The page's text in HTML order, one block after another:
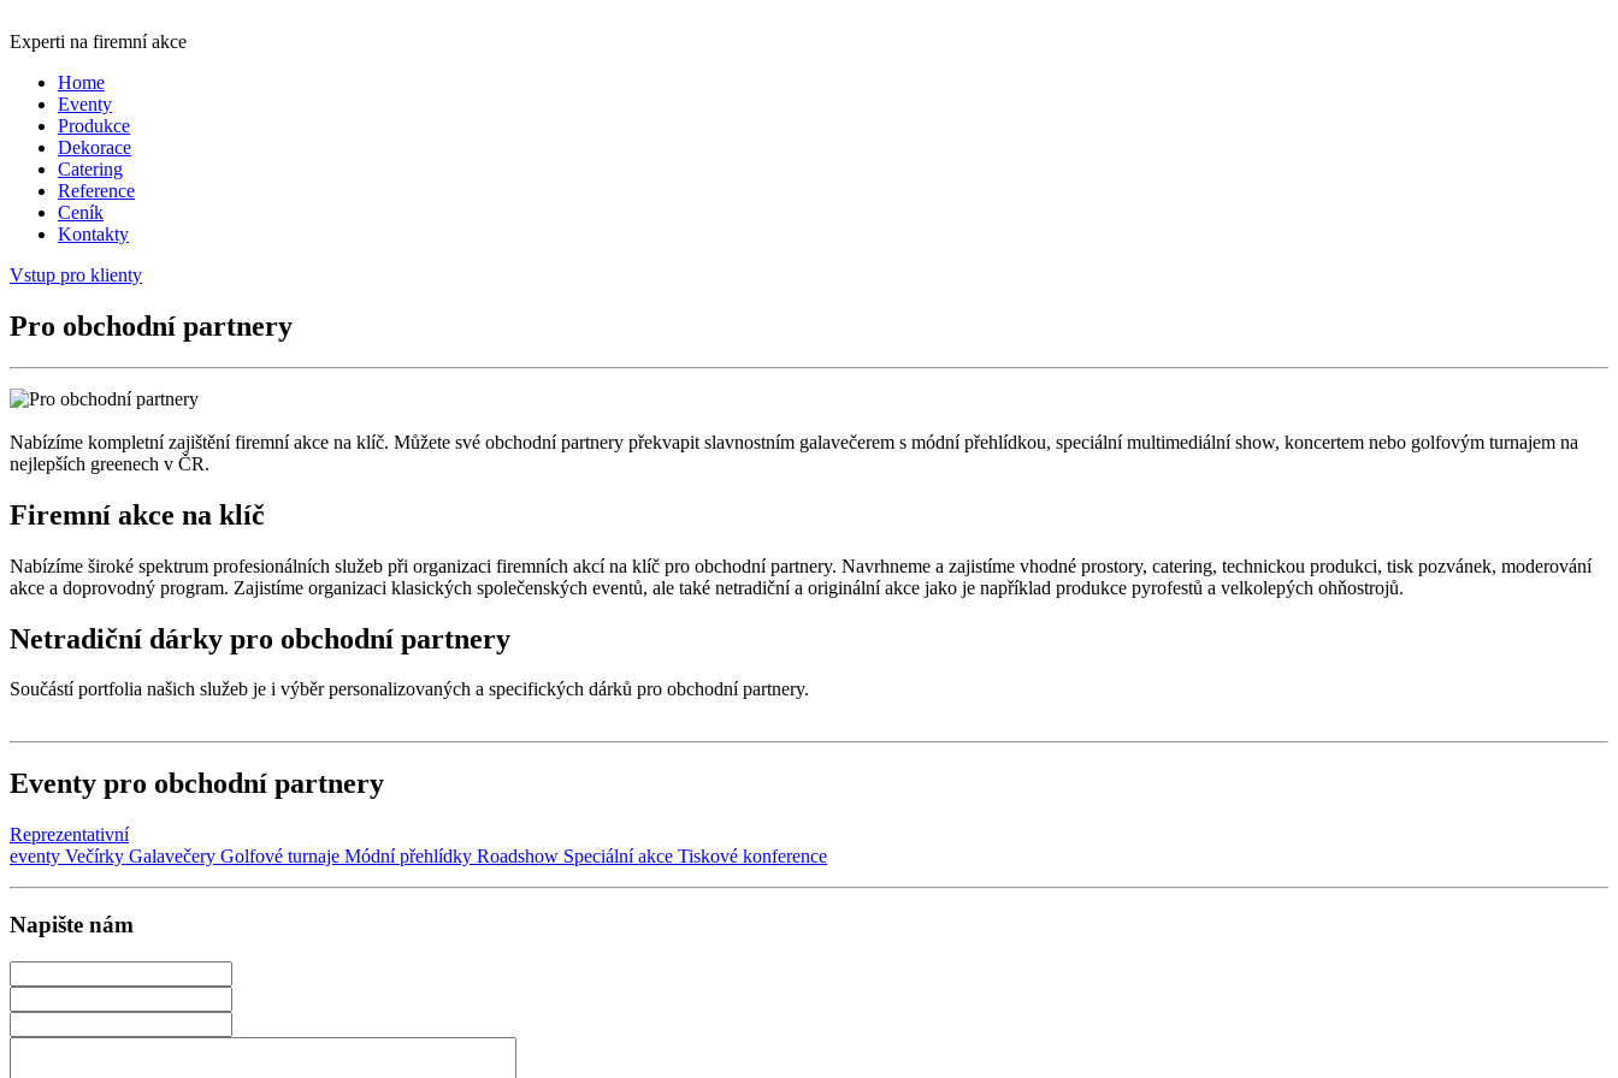
Experti na firemní akce
Home
Eventy
Produkce
Dekorace
Catering
Reference
Ceník
Kontakty
Vstup pro klienty
Pro obchodní partnery
Nabízíme kompletní zajištění firemní akce na klíč. Můžete své obchodní partnery překvapit slavnostním galavečerem s módní přehlídkou, speciální multimediální show, koncertem nebo golfovým turnajem na
nejlepších greenech v ČR.
Firemní akce na klíč
Nabízíme široké spektrum profesionálních služeb při organizaci firemních akcí na klíč pro obchodní partnery. Navrhneme a zajistíme vhodné prostory, catering, technickou produkci, tisk pozvánek, moderování
akce a doprovodný program. Zajistíme organizaci klasických společenských eventů, ale také netradiční a originální akce jako je například produkce pyrofestů a velkolepých ohňostrojů.
Netradiční dárky pro obchodní partnery
Součástí portfolia našich služeb je i výběr personalizovaných a specifických dárků pro obchodní partnery.
Eventy pro obchodní partnery
Reprezentativní
eventy Večírky Galavečery Golfové turnaje Módní přehlídky Roadshow Speciální akce Tiskové konference
Napište nám